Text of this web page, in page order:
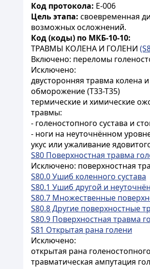
Код протокола: E-006
Цель этапа: своевременная
возможных осложнений.
Код (коды) по МКБ-10-10:
ТРАВМЫ КОЛЕНА И ГОЛЕНИ
Включено: переломы
Исключено:
двусторонняя травма колена
обморожение (T33-T35)
термические и химические
травмы:
- голеностопного сустава и
- ноги на неуточнённом
укус или ужаливание
S80 Поверхностная травма
Исключено: поверхностная
S80.0 Ушиб коленного сустава
S80.1 Ушиб другой и
S80.7 Множественные
S80.8 Другие поверхностные
S80.9 Поверхностная травма
S81 Открытая рана голени
Исключено:
открытая рана
травматическая ампутация